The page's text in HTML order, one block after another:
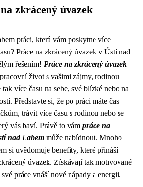
zkrácený úvazek
práci, která vám poskytne více
Práce na zkrácený úvazek v Ústí nad
řešením! Práce na zkrácený úvazek
život s vašimi zájmy, rodinou
více času na sebe, své blízké nebo na
Představte si, že po práci máte čas
trávit více času s rodinou nebo se
vás baví. Právě to vám práce na
nad Labem může nabídnout. Mnoho
si uvědomuje benefity, které přináší
úvazek. Získávají tak motivované
práce vnáší nové nápady a energii.